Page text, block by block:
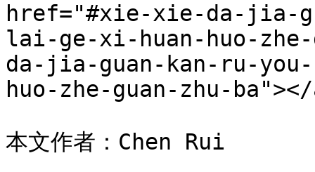
href="#xie-xie-da-jia-
lai-ge-xi-huan-huo-
da-jia-guan-kan-ru-
huo-zhe-guan-zhu-ba"></
本文作者：Chen Rui